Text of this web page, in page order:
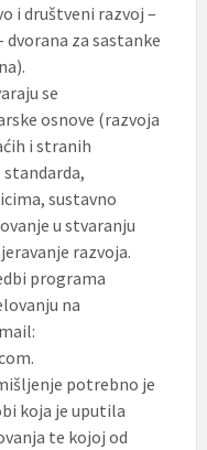
i društveni razvoj –
dvorana za sastanke
se
osnove (razvoja
i stranih
sustavno
u stvaranju
razvoja.
programa
na
potrebno je
koja je uputila
te kojoj od